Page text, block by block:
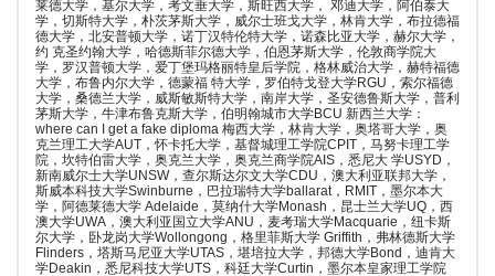
莱德大学，基尔大学，考文垂大学，斯旺西大学， 邓迪大学，阿伯泰大
学，切斯特大学，朴茨茅斯大学，威尔士班戈大学，林肯大学，布拉德福
德大学，北安普顿大学，诺丁汉特伦特大学，诺森比亚大学，赫尔大学，
约 克圣约翰大学，哈德斯菲尔德大学，伯恩茅斯大学，伦敦商学院大
学，罗汉普顿大学，爱丁堡玛格丽特皇后学院，格林威治大学，赫特福德
大学，布鲁内尔大学，德蒙福 特大学，罗伯特戈登大学RGU，索尔福德
大学，桑德兰大学，威斯敏斯特大学，南岸大学，圣安德鲁斯大学，普利
茅斯大学，牛津布鲁克斯大学，伯明翰城市大学BCU 新西兰大学：
where can I get a fake diploma 梅西大学，林肯大学，奥塔哥大学，奥
克兰理工大学AUT，怀卡托大学，基督城理工学院CPIT，马努卡理工学
院，坎特伯雷大学，奥克兰大学，奥克兰商学院AIS，悉尼大 学USYD，
新南威尔士大学UNSW，查尔斯达尔文大学CDU，澳大利亚联邦大学，
斯威本科技大学Swinburne，巴拉瑞特大学ballarat，RMIT，墨尔本大
学，阿德莱德大学 Adelaide，莫纳什大学Monash，昆士兰大学UQ，西
澳大学UWA，澳大利亚国立大学ANU，麦考瑞大学Macquarie，纽卡斯
尔大学，卧龙岗大学Wollongong，格里菲斯大学 Griffith，弗林德斯大学
Flinders，塔斯马尼亚大学UTAS，堪培拉大学，邦德大学Bond，迪肯大
学Deakin，悉尼科技大学UTS，科廷大学Curtin，墨尔本皇家理工学院